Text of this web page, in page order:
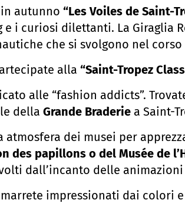
autunno “Les Voiles de Saint-
i curiosi dilettanti. La Giraglia
che si svolgono nel corso
alla “Saint-Tropez
alle “fashion addicts”.
della Grande Braderiea Saint-
dei musei per
des papillons o del Musée de
dall’incanto delle
impressionati dai colori